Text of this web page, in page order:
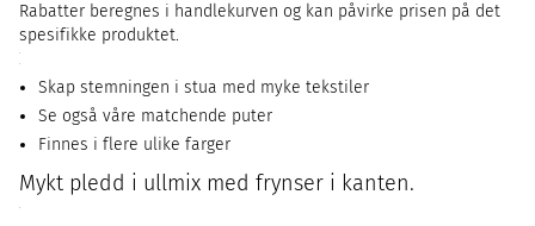
Rabatter beregnes i handlekurven og kan påvirke prisen på det
spesifikke produktet.
Skap stemningen i stua med myke tekstiler
Se også våre matchende puter
Finnes i flere ulike farger
Mykt pledd i ullmix med frynser i kanten.